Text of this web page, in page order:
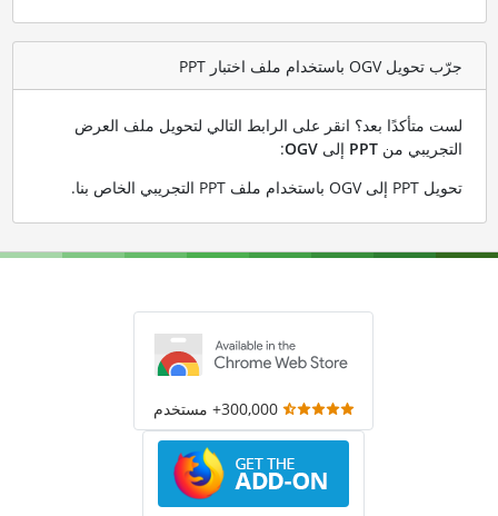
جرّب تحويل OGV باستخدام ملف اختبار PPT
لست متأكدًا بعد؟ انقر على الرابط التالي لتحويل ملف العرض
التجريبي من PPTإلى OGV
:
تحويل PPT إلى OGV باستخدام ملف PPT التجريبي الخاص بنا
.
300,000+ مستخدم